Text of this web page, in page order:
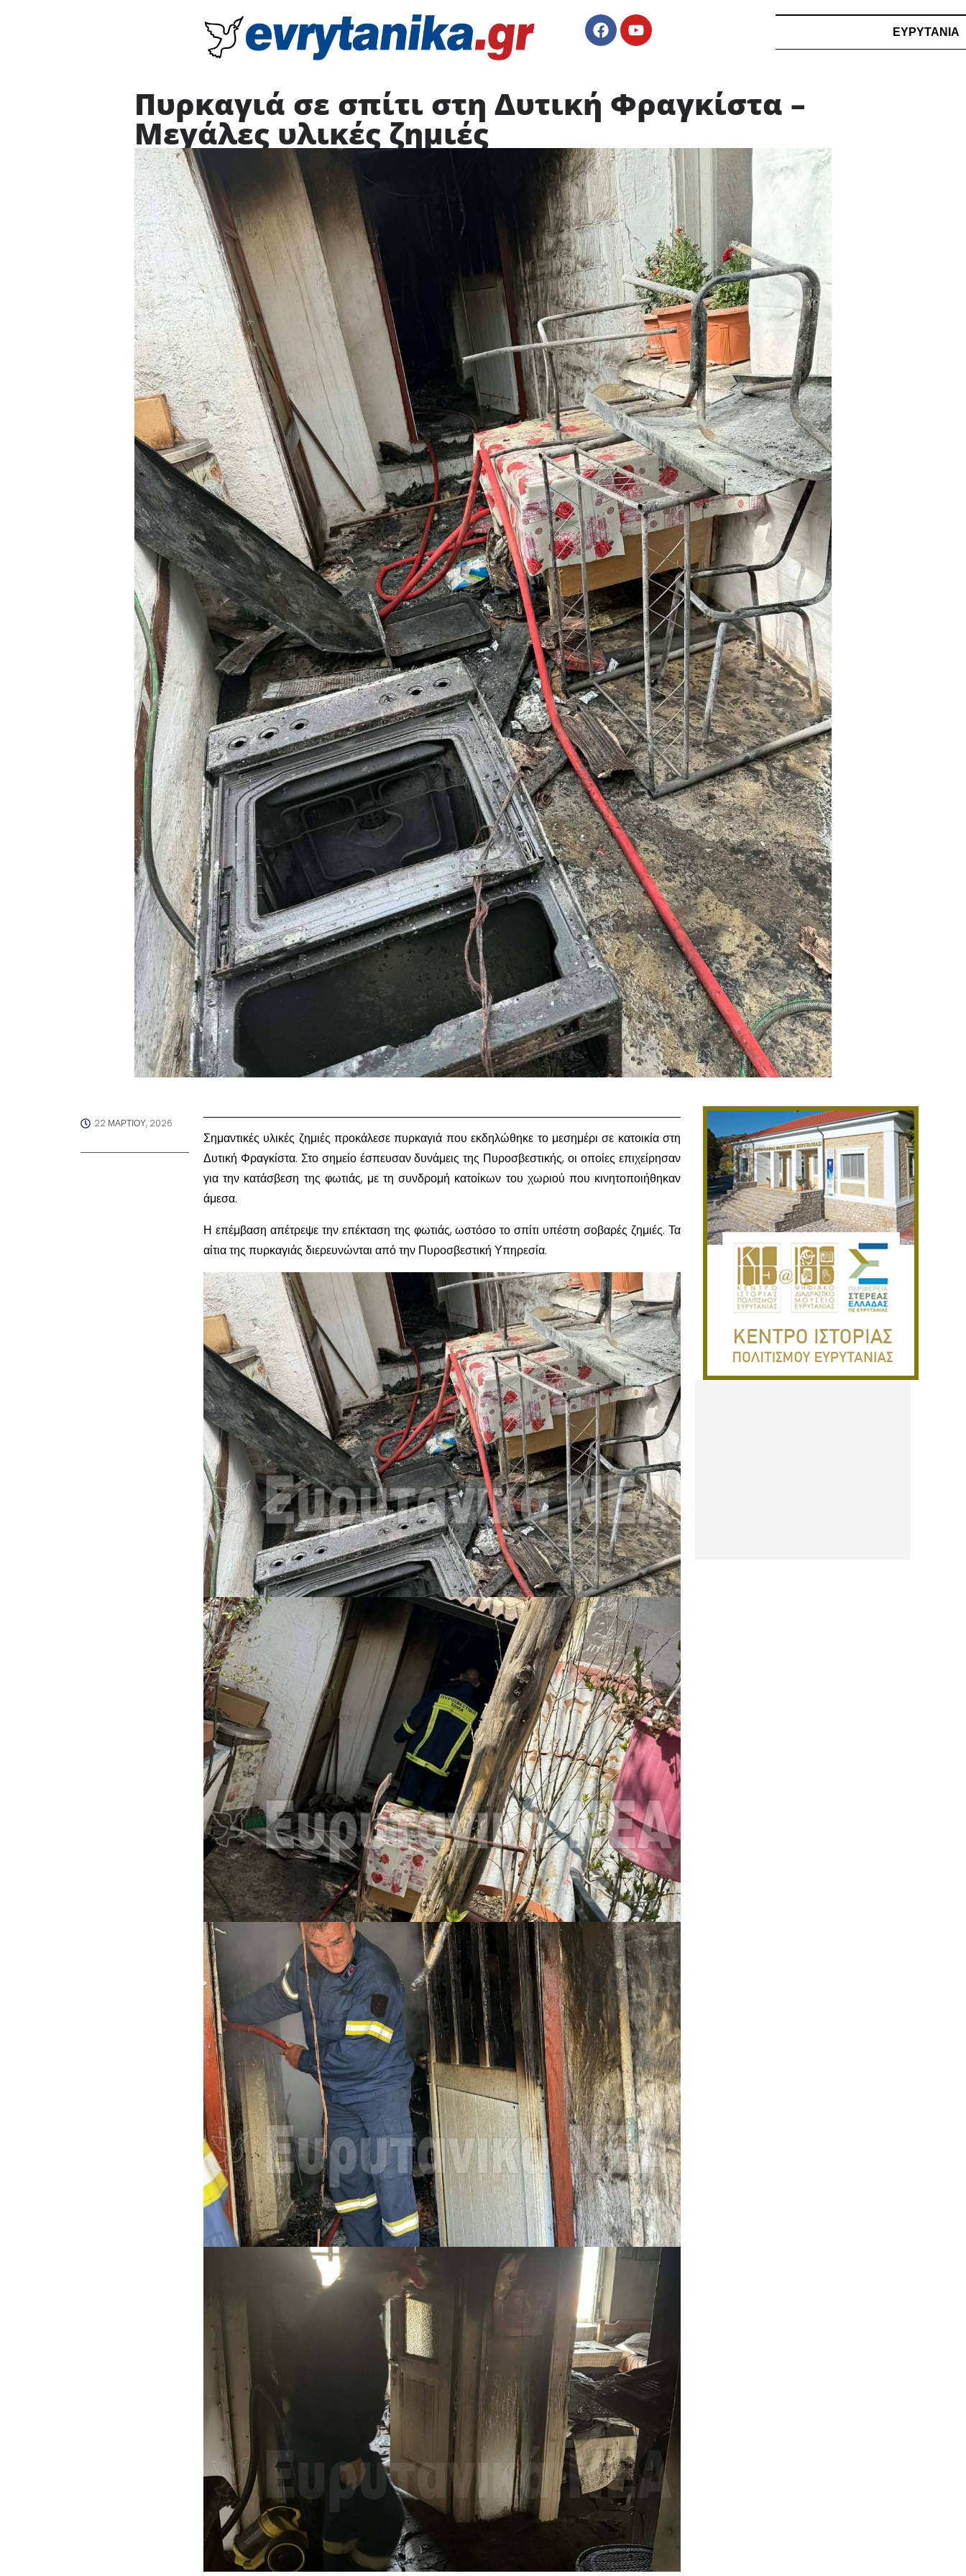
ΕΥΡΥΤΑΝΙΑ
Πυρκαγιά σε σπίτι στη Δυτική Φραγκίστα –
Μεγάλες υλικές ζημιές
22 ΜΑΡΤΊΟΥ, 2026
Σημαντικές υλικές ζημιές προκάλεσε πυρκαγιά που εκδηλώθηκε το μεσημέρι σε κατοικία στη
Δυτική Φραγκίστα. Στο σημείο έσπευσαν δυνάμεις της Πυροσβεστικής, οι οποίες επιχείρησαν
για την κατάσβεση της φωτιάς, με τη συνδρομή κατοίκων του χωριού που κινητοποιήθηκαν
άμεσα.
Η επέμβαση απέτρεψε την επέκταση της φωτιάς, ωστόσο το σπίτι υπέστη σοβαρές ζημιές. Τα
αίτια της πυρκαγιάς διερευνώνται από την Πυροσβεστική Υπηρεσία.